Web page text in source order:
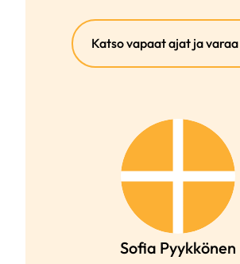
Katso vapaat ajat ja
Sofia Pyykkönen